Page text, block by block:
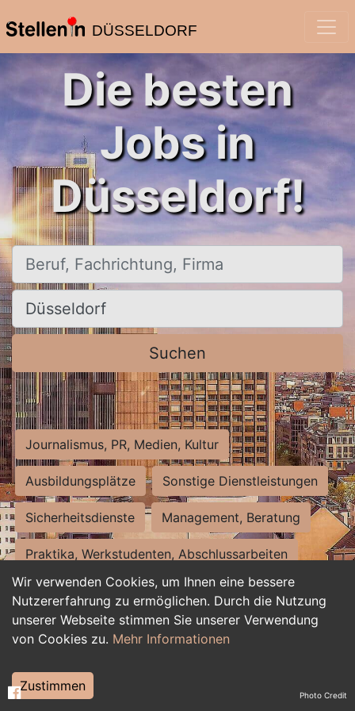
DÜSSELDORF
Wir verwenden Cookies, um Ihnen eine bessere
Nutzererfahrung zu ermöglichen. Durch die Nutzung
unserer Webseite stimmen Sie unserer Verwendung
von Cookies zu. Mehr Informationen
Zustimmen
Die besten
Jobs in
Düsseldorf!
Beruf, Fachrichtung, Firma
Ort, Stadt
Suchen
Journalismus, PR, Medien, Kultur
Ausbildungsplätze Sonstige Dienstleistungen
Sicherheitsdienste Management, Beratung
Praktika, Werkstudenten, Abschlussarbeiten
Personalwesen Assistenz, Sekretariat
Hilfskräfte, Aushilfs- und Nebenjobs
Weiterbildung, Studium, duale Ausbildung Photo Credit